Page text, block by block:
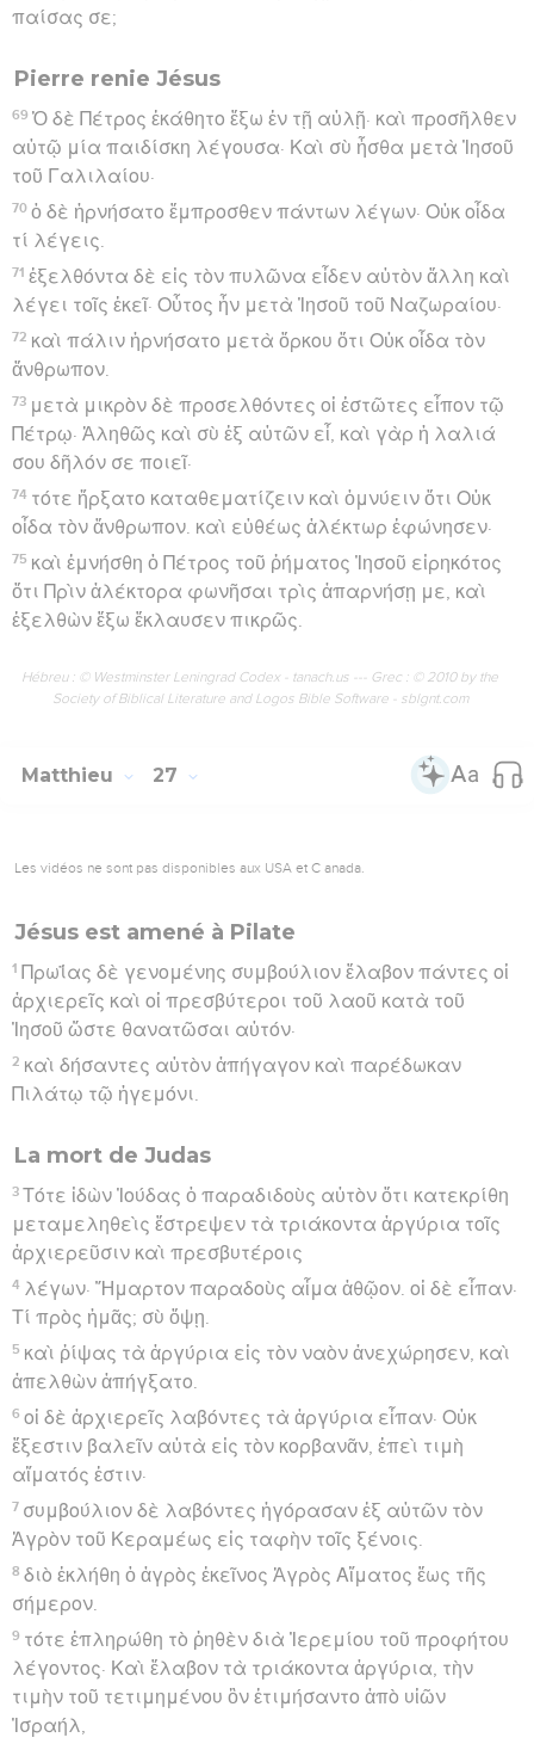
παίσας σε;
Pierre renie Jésus
69 Ὁ δὲ Πέτρος ἐκάθητο ἔξω ἐν τῇ αὐλῇ· καὶ προσῆλθεν
αὐτῷ μία παιδίσκη λέγουσα· Καὶ σὺ ἦσθα μετὰ Ἰησοῦ
τοῦ Γαλιλαίου·
70 ὁ δὲ ἠρνήσατο ἔμπροσθεν πάντων λέγων· Οὐκ οἶδα
τί λέγεις.
71 ἐξελθόντα δὲ εἰς τὸν πυλῶνα εἶδεν αὐτὸν ἄλλη καὶ
λέγει τοῖς ἐκεῖ· Οὗτος ἦν μετὰ Ἰησοῦ τοῦ Ναζωραίου·
72 καὶ πάλιν ἠρνήσατο μετὰ ὅρκου ὅτι Οὐκ οἶδα τὸν
ἄνθρωπον.
73 μετὰ μικρὸν δὲ προσελθόντες οἱ ἑστῶτες εἶπον τῷ
Πέτρῳ· Ἀληθῶς καὶ σὺ ἐξ αὐτῶν εἶ, καὶ γὰρ ἡ λαλιά
σου δῆλόν σε ποιεῖ·
74 τότε ἤρξατο καταθεματίζειν καὶ ὀμνύειν ὅτι Οὐκ
οἶδα τὸν ἄνθρωπον. καὶ εὐθέως ἀλέκτωρ ἐφώνησεν·
75 καὶ ἐμνήσθη ὁ Πέτρος τοῦ ῥήματος Ἰησοῦ εἰρηκότος
ὅτι Πρὶν ἀλέκτορα φωνῆσαι τρὶς ἀπαρνήσῃ με, καὶ
ἐξελθὼν ἔξω ἔκλαυσεν πικρῶς.
Hébreu : © Westminster Leningrad Codex - tanach.us --- Grec : © 2010 by the
Society of Biblical Literature and Logos Bible Software - sblgnt.com
Matthieu 27
Les vidéos ne sont pas disponibles aux USA et C anada.
Jésus est amené à Pilate
1 Πρωΐας δὲ γενομένης συμβούλιον ἔλαβον πάντες οἱ
ἀρχιερεῖς καὶ οἱ πρεσβύτεροι τοῦ λαοῦ κατὰ τοῦ
Ἰησοῦ ὥστε θανατῶσαι αὐτόν·
2 καὶ δήσαντες αὐτὸν ἀπήγαγον καὶ παρέδωκαν
Πιλάτῳ τῷ ἡγεμόνι.
La mort de Judas
3 Τότε ἰδὼν Ἰούδας ὁ παραδιδοὺς αὐτὸν ὅτι κατεκρίθη
μεταμεληθεὶς ἔστρεψεν τὰ τριάκοντα ἀργύρια τοῖς
ἀρχιερεῦσιν καὶ πρεσβυτέροις
4 λέγων· Ἥμαρτον παραδοὺς αἷμα ἀθῷον. οἱ δὲ εἶπαν·
Τί πρὸς ἡμᾶς; σὺ ὄψῃ.
5 καὶ ῥίψας τὰ ἀργύρια εἰς τὸν ναὸν ἀνεχώρησεν, καὶ
ἀπελθὼν ἀπήγξατο.
6 οἱ δὲ ἀρχιερεῖς λαβόντες τὰ ἀργύρια εἶπαν· Οὐκ
ἔξεστιν βαλεῖν αὐτὰ εἰς τὸν κορβανᾶν, ἐπεὶ τιμὴ
αἵματός ἐστιν·
7 συμβούλιον δὲ λαβόντες ἠγόρασαν ἐξ αὐτῶν τὸν
Ἀγρὸν τοῦ Κεραμέως εἰς ταφὴν τοῖς ξένοις.
8 διὸ ἐκλήθη ὁ ἀγρὸς ἐκεῖνος Ἀγρὸς Αἵματος ἕως τῆς
σήμερον.
9 τότε ἐπληρώθη τὸ ῥηθὲν διὰ Ἰερεμίου τοῦ προφήτου
λέγοντος· Καὶ ἔλαβον τὰ τριάκοντα ἀργύρια, τὴν
τιμὴν τοῦ τετιμημένου ὃν ἐτιμήσαντο ἀπὸ υἱῶν
Ἰσραήλ,